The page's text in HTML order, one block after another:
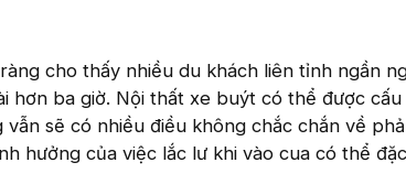
cho thấy nhiều du khách liên tỉnh ngần
hơn ba giờ. Nội thất xe buýt có thể được
sẽ có nhiều điều không chắc chắn về
hưởng của việc lắc lư khi vào cua có thể